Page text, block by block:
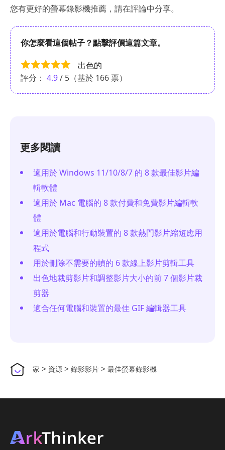
您有更好的螢幕錄影機推薦，請在評論中分享。
你怎麼看這個帖子？點擊評價這篇文章。
出色的
評分： 4.9/ 5（基於 166 票）
更多閱讀
適用於 Windows 11/10/8/7 的 8 款最佳影片編
輯軟體
適用於 Mac 電腦的 8 款付費和免費影片編輯軟
體
適用於電腦和行動裝置的 8 款熱門影片縮短應用
程式
用於刪除不需要的幀的 6 款線上影片剪輯工具
出色地裁剪影片和調整影片大小的前 7 個影片裁
剪器
適合任何電腦和裝置的最佳 GIF 編輯器工具
家 > 資源 > 錄影影片 > 最佳螢幕錄影機